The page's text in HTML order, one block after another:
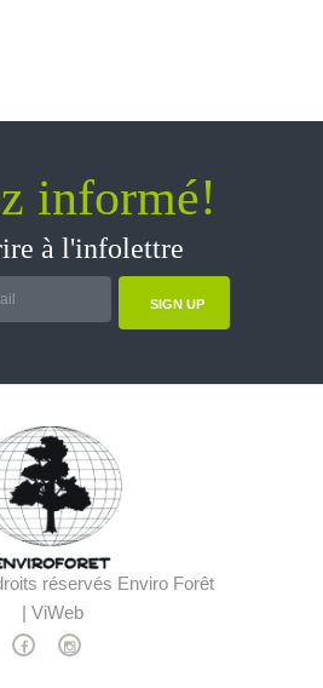
informé!
à l'infolettre
SIGN UP
réservés Enviro Forêt
| ViWeb